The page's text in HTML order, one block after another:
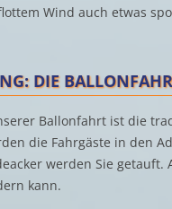
Wind auch etwas
DIE
Ballonfahrt ist die
die Fahrgäste in den
werden Sie
kann.